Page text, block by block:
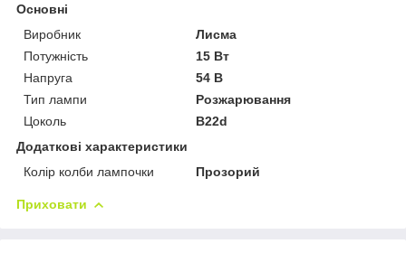
Основні
Виробник
Лисма
Потужність
15 Вт
Напруга
54 В
Тип лампи
Розжарювання
Цоколь
B22d
Додаткові характеристики
Колір колби лампочки
Прозорий
Приховати